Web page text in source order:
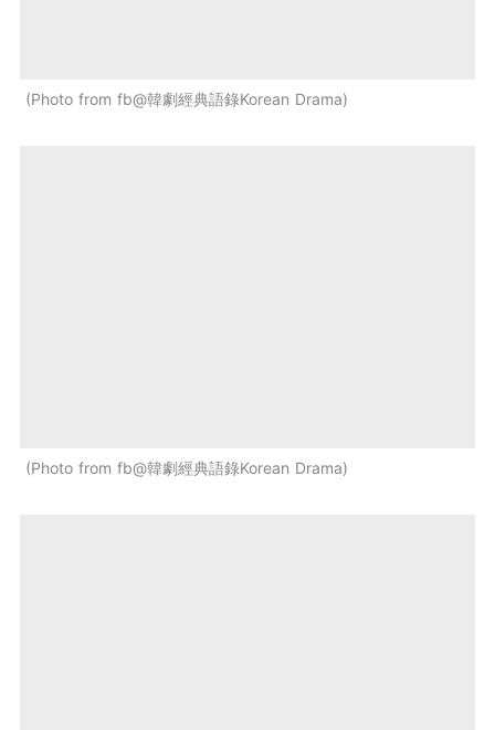
Photo from fb@韓劇經典語錄Korean Drama
Photo from fb@韓劇經典語錄Korean Drama